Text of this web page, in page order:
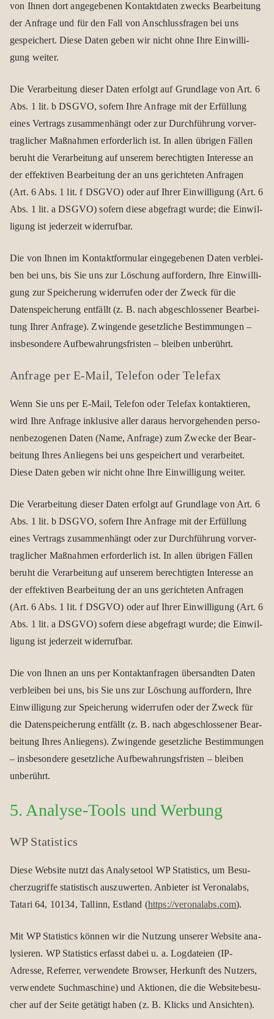
von Ihnen dort ange­ge­be­nen Kon­takt­da­ten zwecks Bear­bei­tung
der Anfrage und für den Fall von Anschluss­fra­gen bei uns
gespei­chert. Diese Daten geben wir nicht ohne Ihre Ein­wil­li­
gung wei­ter.
Die Ver­ar­bei­tung die­ser Daten erfolgt auf Grund­lage von Art. 6
Abs. 1 lit. b DSGVO, sofern Ihre Anfrage mit der Erfül­lung
eines Ver­trags zusam­men­hängt oder zur Durch­füh­rung vor­ver­
trag­li­cher Maß­nah­men erfor­der­lich ist. In allen übri­gen Fäl­len
beruht die Ver­ar­bei­tung auf unse­rem berech­tig­ten Inter­esse an
der effek­ti­ven Bear­bei­tung der an uns gerich­te­ten Anfra­gen
(Art. 6 Abs. 1 lit. f DSGVO) oder auf Ihrer Ein­wil­li­gung (Art. 6
Abs. 1 lit. a DSGVO) sofern diese abge­fragt wurde; die Ein­wil­
li­gung ist jeder­zeit wider­ruf­bar.
Die von Ihnen im Kon­takt­for­mu­lar ein­ge­ge­be­nen Daten ver­blei­
ben bei uns, bis Sie uns zur Löschung auf­for­dern, Ihre Ein­wil­li­
gung zur Spei­che­rung wider­ru­fen oder der Zweck für die
Daten­spei­che­rung ent­fällt (z. B. nach abge­schlos­se­ner Bear­bei­
tung Ihrer Anfrage). Zwin­gende gesetz­li­che Bestim­mun­gen –
ins­be­son­dere Auf­be­wah­rungs­fris­ten – blei­ben unbe­rührt.
Anfrage per E‑Mail, Tele­fon oder Tele­fax
Wenn Sie uns per E‑Mail, Tele­fon oder Tele­fax kon­tak­tie­ren,
wird Ihre Anfrage inklu­sive aller dar­aus her­vor­ge­hen­den per­so­
nen­be­zo­ge­nen Daten (Name, Anfrage) zum Zwe­cke der Bear­
bei­tung Ihres Anlie­gens bei uns gespei­chert und ver­ar­bei­tet.
Diese Daten geben wir nicht ohne Ihre Ein­wil­li­gung wei­ter.
Die Ver­ar­bei­tung die­ser Daten erfolgt auf Grund­lage von Art. 6
Abs. 1 lit. b DSGVO, sofern Ihre Anfrage mit der Erfül­lung
eines Ver­trags zusam­men­hängt oder zur Durch­füh­rung vor­ver­
trag­li­cher Maß­nah­men erfor­der­lich ist. In allen übri­gen Fäl­len
beruht die Ver­ar­bei­tung auf unse­rem berech­tig­ten Inter­esse an
der effek­ti­ven Bear­bei­tung der an uns gerich­te­ten Anfra­gen
(Art. 6 Abs. 1 lit. f DSGVO) oder auf Ihrer Ein­wil­li­gung (Art. 6
Abs. 1 lit. a DSGVO) sofern diese abge­fragt wurde; die Ein­wil­
li­gung ist jeder­zeit wider­ruf­bar.
Die von Ihnen an uns per Kon­takt­an­fra­gen über­sand­ten Daten
ver­blei­ben bei uns, bis Sie uns zur Löschung auf­for­dern, Ihre
Ein­wil­li­gung zur Spei­che­rung wider­ru­fen oder der Zweck für
die Daten­spei­che­rung ent­fällt (z. B. nach abge­schlos­se­ner Bear­
bei­tung Ihres Anlie­gens). Zwin­gende gesetz­li­che Bestim­mun­gen
– ins­be­son­dere gesetz­li­che Auf­be­wah­rungs­fris­ten – blei­ben
unbe­rührt.
5. Ana­lyse-Tools und Wer­bung
WP Sta­tis­tics
Diese Web­site nutzt das Ana­ly­se­tool WP Sta­tis­tics, um Besu­
cher­zu­griffe sta­tis­tisch aus­zu­wer­ten. Anbie­ter ist Vero­nalabs,
Tatari 64, 10134, Tal­linn, Est­land (https://veronalabs.com).
Mit WP Sta­tis­tics kön­nen wir die Nut­zung unse­rer Web­site ana­
ly­sie­ren. WP Sta­tis­tics erfasst dabei u. a. Log­da­teien (IP-
Adresse, Refer­rer, ver­wen­dete Brow­ser, Her­kunft des Nut­zers,
ver­wen­dete Such­ma­schine) und Aktio­nen, die die Web­site­be­su­
cher auf der Seite getä­tigt haben (z. B. Klicks und Ansich­ten).